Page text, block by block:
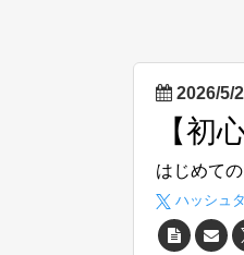
2026/5/
【初
はじめて
ハッシュ